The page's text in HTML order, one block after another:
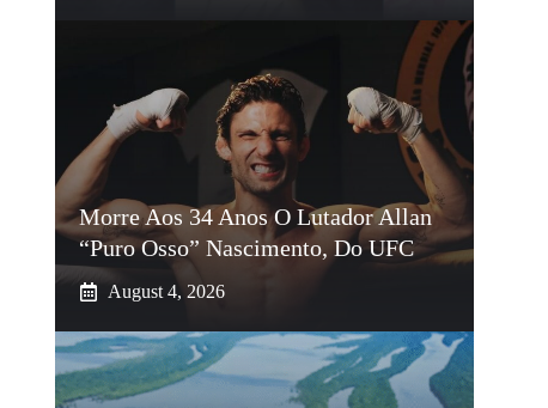
Morre Aos 34 Anos O Lutador Allan
“Puro Osso” Nascimento, Do UFC
August 4, 2026